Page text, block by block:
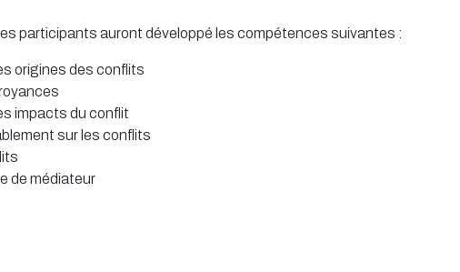
participants auront développé les compétences suivantes :
origines des conflits
impacts du conflit
sur les conflits
de médiateur